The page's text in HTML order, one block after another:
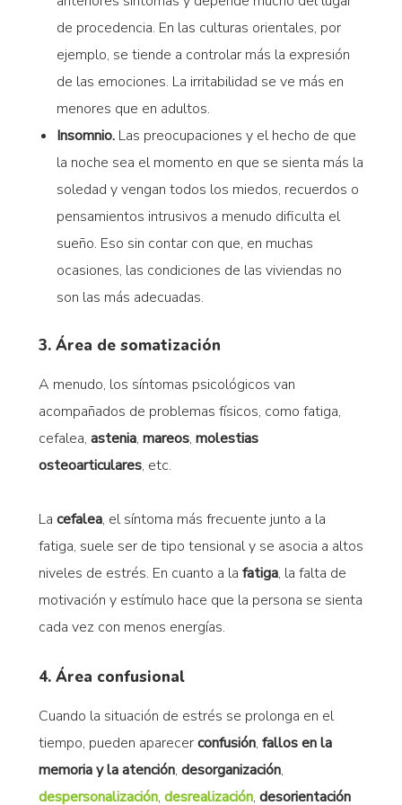
de procedencia. En las culturas orientales, por
ejemplo, se tiende a controlar más la expresión
de las emociones. La irritabilidad se ve más en
menores que en adultos.
Insomnio.Las preocupaciones y el hecho de que
la noche sea el momento en que se sienta más la
soledad y vengan todos los miedos, recuerdos o
pensamientos intrusivos a menudo dificulta el
sueño. Eso sin contar con que, en muchas
ocasiones, las condiciones de las viviendas no
son las más adecuadas.
3. Área de somatización
A menudo, los síntomas psicológicos van
acompañados de problemas físicos, como fatiga,
cefalea, astenia, mareos, molestias
osteoarticulares, etc.
La cefalea, el síntoma más frecuente junto a la
fatiga, suele ser de tipo tensional y se asocia a altos
niveles de estrés. En cuanto a la fatiga, la falta de
motivación y estímulo hace que la persona se sienta
cada vez con menos energías.
4. Área confusional
Cuando la situación de estrés se prolonga en el
tiempo, pueden aparecerconfusión, fallos en la
memoria y la atención, desorganización,
despersonalización, desrealización, desorientación